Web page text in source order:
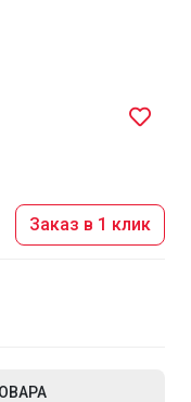
Заказ в 1 клик